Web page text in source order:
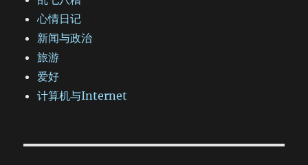
心情日记
新闻与政治
旅游
爱好
计算机与Internet